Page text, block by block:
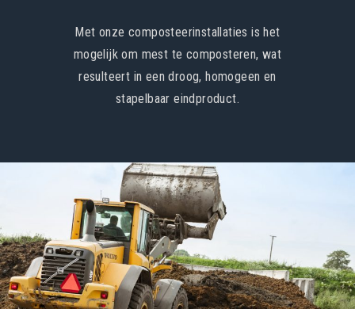
Met onze composteerinstallaties is het
mogelijk om mest te composteren, wat
resulteert in een droog, homogeen en
stapelbaar eindproduct.